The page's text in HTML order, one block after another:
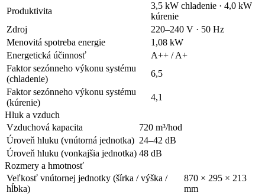
Produktivita
3,5 kW chladenie · 4,0 kW
kúrenie
Zdroj
220–240 V · 50 Hz
Menovitá spotreba energie
1,08 kW
Energetická účinnosť
A++ / A+
Faktor sezónneho výkonu systému
(chladenie)
6,5
Faktor sezónneho výkonu systému
(kúrenie)
4,1
Hluk a vzduch
Vzduchová kapacita
720 m³/hod
Úroveň hluku (vnútorná jednotka) 24–42 dB
Úroveň hluku (vonkajšia jednotka) 48 dB
Rozmery a hmotnosť
Veľkosť vnútornej jednotky (šírka / výška /
hĺbka)
870 × 295 × 213
mm